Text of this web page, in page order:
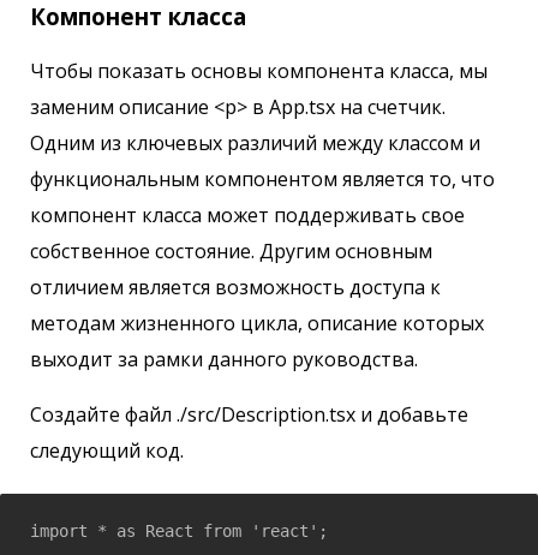
Компонент класса
Чтобы показать основы компонента класса, мы
заменим описание <p> в App.tsx на счетчик.
Одним из ключевых различий между классом и
функциональным компонентом является то, что
компонент класса может поддерживать свое
собственное состояние. Другим основным
отличием является возможность доступа к
методам жизненного цикла, описание которых
выходит за рамки данного руководства.
Создайте файл ./src/Description.tsx и добавьте
следующий код.
import * as React from 'react';